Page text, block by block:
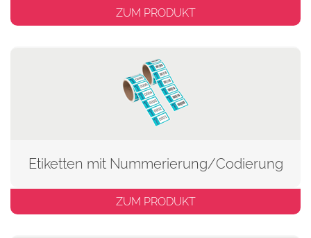
ZUM PRODUKT
Etiketten mit Nummerierung/Codierung
ZUM PRODUKT